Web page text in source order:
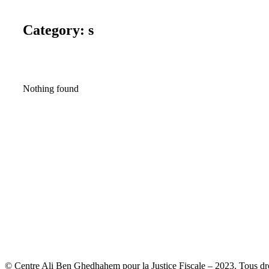
Category: s
Nothing found
© Centre Ali Ben Ghedhahem pour la Justice Fiscale – 2023. Tous